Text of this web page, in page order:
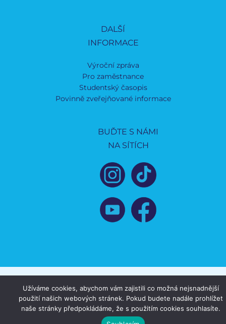
DALŠÍ
INFORMACE
Výroční zpráva
Pro zaměstnance
Studentský časopis
Povinně zveřejňované informace
BUĎTE S NÁMI
NA SÍTÍCH
Užíváme cookies, abychom vám zajistili co možná nejsnadnější
použití našich webových stránek. Pokud budete nadále prohlížet
naše stránky předpokládáme, že s použitím cookies souhlasíte.